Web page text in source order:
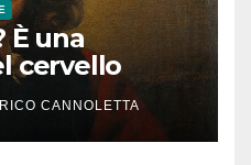
È una
cervello
CANNOLETTA